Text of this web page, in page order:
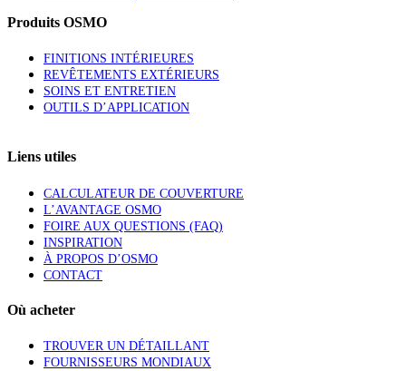
Produits OSMO
FINITIONS INTÉRIEURES
REVÊTEMENTS EXTÉRIEURS
SOINS ET ENTRETIEN
OUTILS D’APPLICATION
Liens utiles
CALCULATEUR DE COUVERTURE
L’AVANTAGE OSMO
FOIRE AUX QUESTIONS (FAQ)
INSPIRATION
À PROPOS D’OSMO
CONTACT
Où acheter
TROUVER UN DÉTAILLANT
FOURNISSEURS MONDIAUX